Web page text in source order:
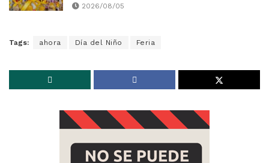
2026/08/05
Tags: ahora Día del Niño Feria